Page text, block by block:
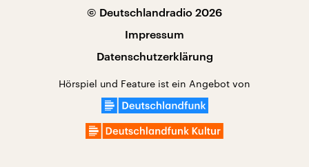
© Deutschlandradio 2026
Impressum
Datenschutzerklärung
Hörspiel und Feature ist ein Angebot von